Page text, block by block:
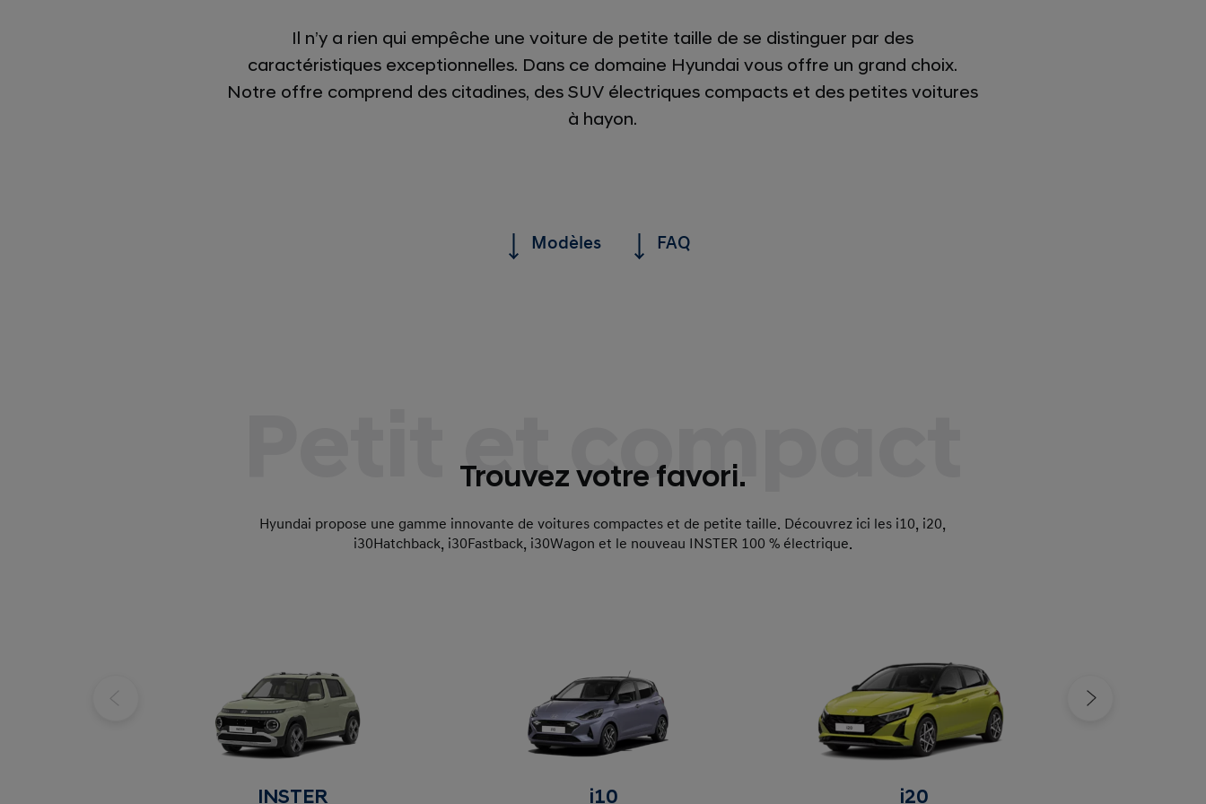
Il n’y a rien qui empêche une voiture de petite taille de se distinguer par des
caractéristiques exceptionnelles. Dans ce domaine Hyundai vous offre un grand choix.
Notre offre comprend des citadines, des SUV électriques compacts et des petites voitures
à hayon.
Modèles FAQ
Petit et compact
Trouvez votre favori.
Hyundai propose une gamme innovante de voitures compactes et de petite taille. Découvrez ici les i10, i20,
i30Hatchback, i30Fastback, i30Wagon et le nouveau INSTER 100 % électrique.
INSTER i10 i20